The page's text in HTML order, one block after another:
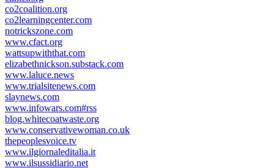
co2coalition.org
co2learningcenter.com
notrickszone.com
www.cfact.org
wattsupwiththat.com
elizabethnickson.substack.com
www.laluce.news
www.trialsitenews.com
slaynews.com
www.infowars.com#rss
blog.whitecoatwaste.org
www.conservativewoman.co.uk
thepeoplesvoice.tv
www.ilgiornaleditalia.it
www.ilsussidiario.net